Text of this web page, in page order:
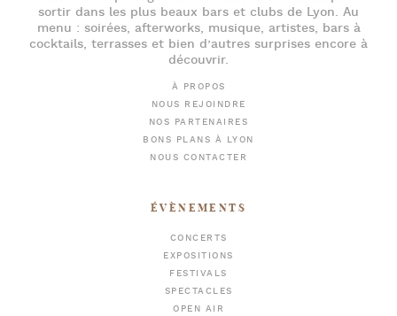
sortir dans les plus beaux bars et clubs de Lyon. Au
menu : soirées, afterworks, musique, artistes, bars à
cocktails, terrasses et bien d’autres surprises encore à
découvrir.
À PROPOS
NOUS REJOINDRE
NOS PARTENAIRES
BONS PLANS À LYON
NOUS CONTACTER
ÉVÈNEMENTS
CONCERTS
EXPOSITIONS
FESTIVALS
SPECTACLES
OPEN AIR